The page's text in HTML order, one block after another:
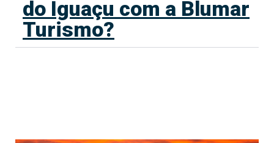
do Iguaçu com a Blumar
Turismo?